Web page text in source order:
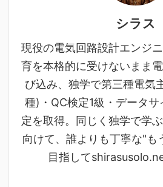
シラス
現役の電気回路設計エンジ
育を本格的に受けないまま
び込み、独学で第三種電気
種)・QC検定1級・データ
定を取得。同じく独学で学
向けて、誰よりも丁寧な"も
目指して